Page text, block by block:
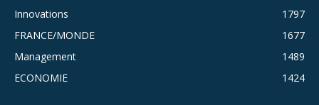
Innovations
1797
FRANCE/MONDE
1677
Management
1489
ECONOMIE
1424